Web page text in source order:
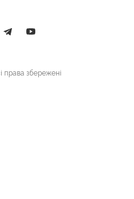
права збережені